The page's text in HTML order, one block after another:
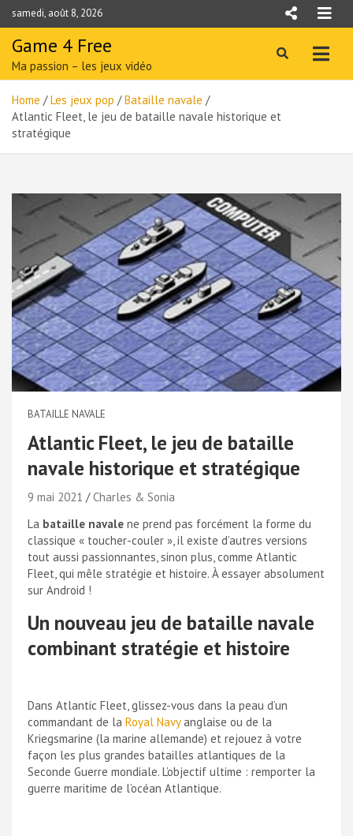
Skip
to
content
samedi, août 8, 2026
Game 4 Free
Ma passion – les jeux vidéo
Home Les jeux pop
Bataille navale
Atlantic Fleet, le jeu de bataille navale historique et
stratégique
BATAILLE NAVALE
Atlantic Fleet, le jeu de bataille
navale historique et stratégique
9 mai 2021
Charles & Sonia
La bataille navale ne prend pas forcément la forme du
classique « toucher-couler », il existe d’autres versions
tout aussi passionnantes, sinon plus, comme Atlantic
Fleet, qui mêle stratégie et histoire. À essayer absolument
sur Android !
Un nouveau jeu de bataille navale
combinant stratégie et histoire
Dans Atlantic Fleet, glissez-vous dans la peau d’un
commandant de la Royal Navyanglaise ou de la
Kriegsmarine (la marine allemande) et rejouez à votre
façon les plus grandes batailles atlantiques de la
Seconde Guerre mondiale. L’objectif ultime : remporter la
guerre maritime de l’océan Atlantique.